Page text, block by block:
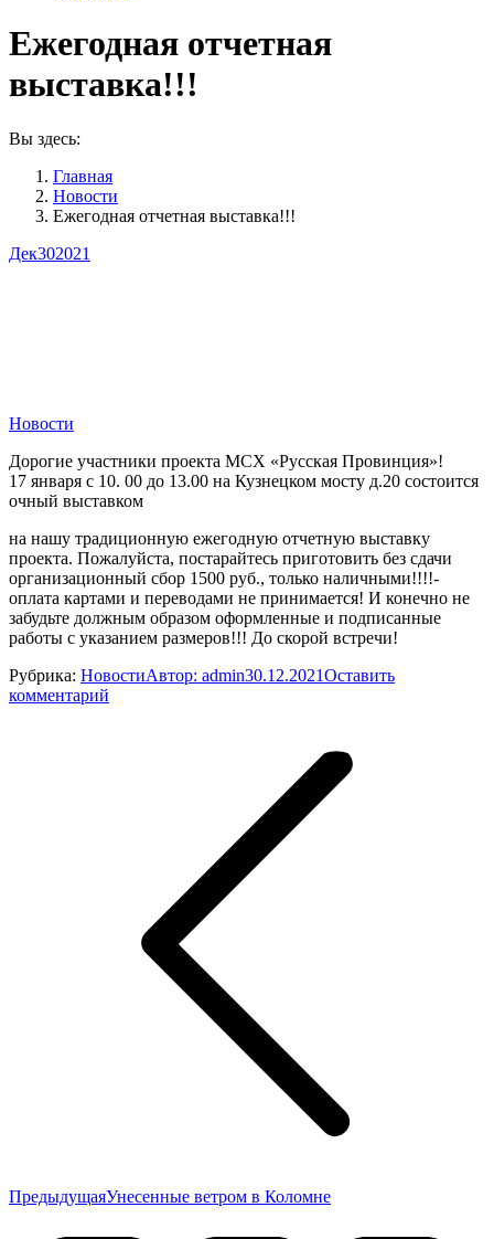
Ежегодная отчетная
выставка!!!
Вы здесь:
Главная
Новости
Ежегодная отчетная выставка!!!
Дек302021
Новости
Дорогие участники проекта МСХ «Русская Провинция»!
17 января с 10. 00 до 13.00 на Кузнецком мосту д.20 состоится
очный выставком
на нашу традиционную ежегодную отчетную выставку
проекта. Пожалуйста, постарайтесь приготовить без сдачи
организационный сбор 1500 руб., только наличными!!!!-
оплата картами и переводами не принимается! И конечно не
забудьте должным образом оформленные и подписанные
работы с указанием размеров!!! До скорой встречи!
Рубрика: НовостиАвтор: admin30.12.2021Оставить
комментарий
ПредыдущаяПредыдущая
Унесенные ветром в Коломне